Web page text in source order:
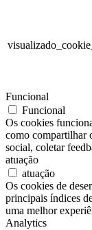
Funcional
Funcional
Os cookies
como compartilhar
social, coletar
atuação
atuação
Os cookies de
principais índices
uma melhor
Analytics